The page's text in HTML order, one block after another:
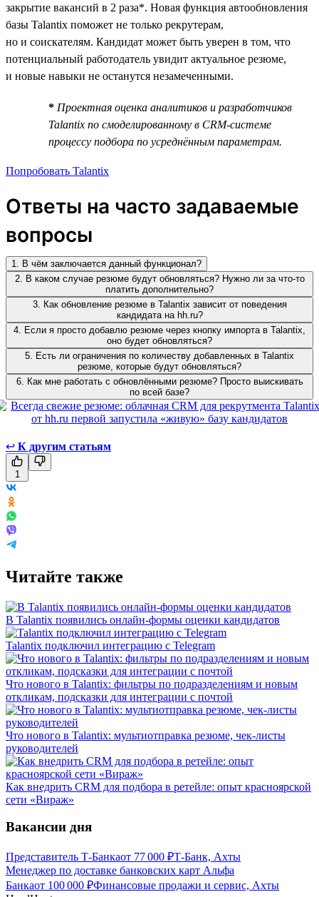
закрытие вакансий в 2 раза*. Новая функция автообновления
базы Talantix поможет не только рекрутерам,
но и соискателям. Кандидат может быть уверен в том, что
потенциальный работодатель увидит актуальное резюме,
и новые навыки не останутся незамеченными.
* Проектная оценка аналитиков и разработчиков
Talantix по смоделированному в CRM-системе
процессу подбора по усреднённым параметрам.
Попробовать Talantix
Ответы на часто задаваемые
вопросы
1. В чём заключается данный функционал?
2. В каком случае резюме будут обновляться? Нужно ли за что-то
платить дополнительно?
3. Как обновление резюме в Talantix зависит от поведения
кандидата на hh.ru?
4. Если я просто добавлю резюме через кнопку импорта в Talantix,
оно будет обновляться?
5. Есть ли ограничения по количеству добавленных в Talantix
резюме, которые будут обновляться?
6. Как мне работать с обновлёнными резюме? Просто выискивать
по всей базе?
↩ К другим статьям
1
Читайте также
В Talantix появились онлайн-формы оценки кандидатов
Talantix подключил интеграцию с Telegram
Что нового в Talantix: фильтры по подразделениям и новым
откликам, подсказки для интеграции с почтой
Что нового в Talantix: мультиотправка резюме, чек-листы
руководителей
Как внедрить CRM для подбора в ретейле: опыт красноярской
сети «Вираж»
Вакансии дня
Представитель Т-Банкаот 77 000 ₽Т-Банк, Ахты
Менеджер по доставке банковских карт Альфа
Банкаот 100 000 ₽Финансовые продажи и сервис, Ахты